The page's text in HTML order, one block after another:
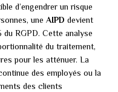
d’engendrer un risque
une AIPD devient
RGPD. Cette analyse
du traitement,
pour les atténuer. La
des employés ou la
des clients